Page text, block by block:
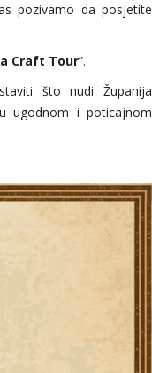
pozivamo da posjetite
Craft Tour”.
što nudi Županija
ugodnom i poticajnom